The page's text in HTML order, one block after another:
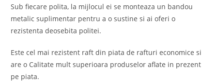
Sub fiecare polita, la mijlocul ei se monteaza un bandou
metalic suplimentar pentru a o sustine si ai oferi o
rezistenta deosebita politei.
Este cel mai rezistent raft din piata de rafturi economice si
are o Calitate mult superioara produselor aflate in prezent
pe piata.